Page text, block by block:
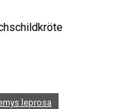
leprosa